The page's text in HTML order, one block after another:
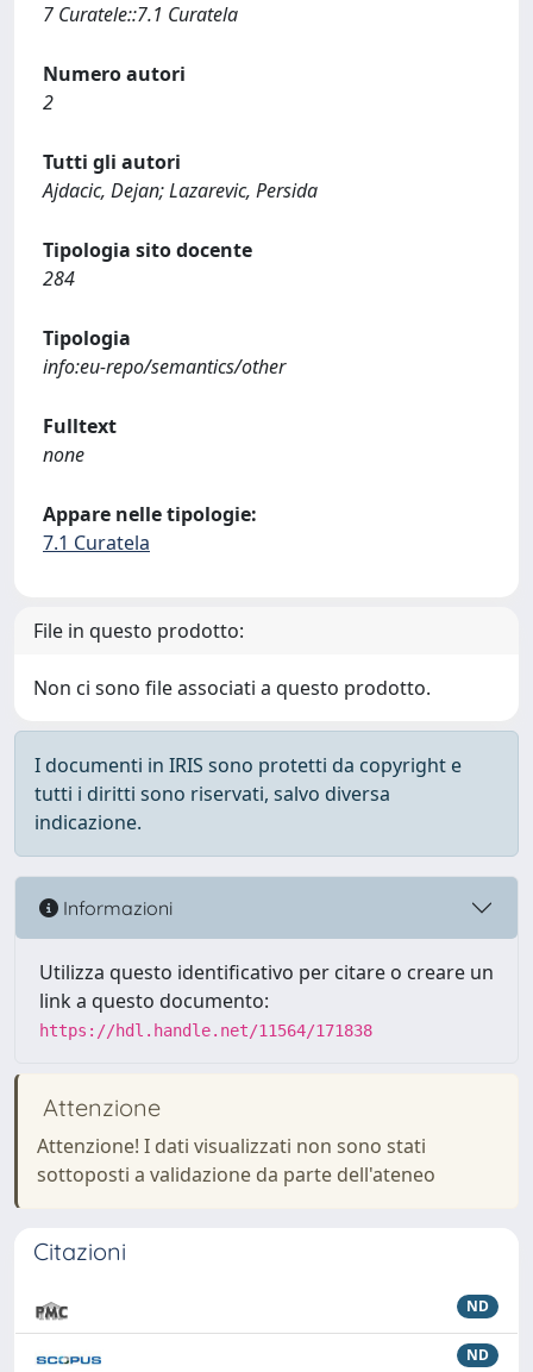
7 Curatele::7.1 Curatela
Numero autori
2
Tutti gli autori
Ajdacic, Dejan; Lazarevic, Persida
Tipologia sito docente
284
Tipologia
info:eu-repo/semantics/other
Fulltext
none
Appare nelle tipologie:
7.1 Curatela
File in questo prodotto:
Non ci sono file associati a questo prodotto.
I documenti in IRIS sono protetti da copyright e
tutti i diritti sono riservati, salvo diversa
indicazione.
Informazioni
Utilizza questo identificativo per citare o creare un
link a questo documento:
https://hdl.handle.net/11564/171838
Attenzione
Attenzione! I dati visualizzati non sono stati
sottoposti a validazione da parte dell'ateneo
Citazioni
ND
ND